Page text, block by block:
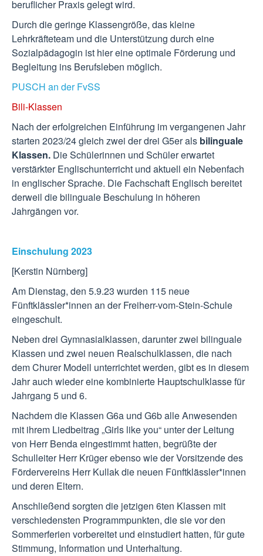
beruflicher Praxis gelegt wird.
Durch die geringe Klassengröße, das kleine
Lehrkräfteteam und die Unterstützung durch eine
Sozialpädagogin ist hier eine optimale Förderung und
Begleitung ins Berufsleben möglich.
PUSCH an der FvSS
Bili-Klassen
Nach der erfolgreichen Einführung im vergangenen Jahr
starten 2023/24 gleich zwei der drei G5er als bilinguale
Klassen. Die Schülerinnen und Schüler erwartet
verstärkter Englischunterricht und aktuell ein Nebenfach
in englischer Sprache. Die Fachschaft Englisch bereitet
derweil die bilinguale Beschulung in höheren
Jahrgängen vor.
Einschulung 2023
[Kerstin Nürnberg]
Am Dienstag, den 5.9.23 wurden 115 neue
Fünftklässler*innen an der Freiherr-vom-Stein-Schule
eingeschult.
Neben drei Gymnasialklassen, darunter zwei bilinguale
Klassen und zwei neuen Realschulklassen, die nach
dem Churer Modell unterrichtet werden, gibt es in diesem
Jahr auch wieder eine kombinierte Hauptschulklasse für
Jahrgang 5 und 6.
Nachdem die Klassen G6a und G6b alle Anwesenden
mit ihrem Liedbeitrag „Girls like you“ unter der Leitung
von Herr Benda eingestimmt hatten, begrüßte der
Schulleiter Herr Krüger ebenso wie der Vorsitzende des
Fördervereins Herr Kullak die neuen Fünftklässler*innen
und deren Eltern.
Anschließend sorgten die jetzigen 6ten Klassen mit
verschiedensten Programmpunkten, die sie vor den
Sommerferien vorbereitet und einstudiert hatten, für gute
Stimmung, Information und Unterhaltung.